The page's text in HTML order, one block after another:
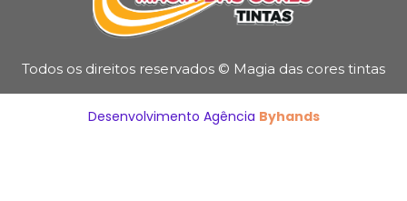
Todos os direitos reservados © Magia das cores tintas
Desenvolvimento Agência Byhands